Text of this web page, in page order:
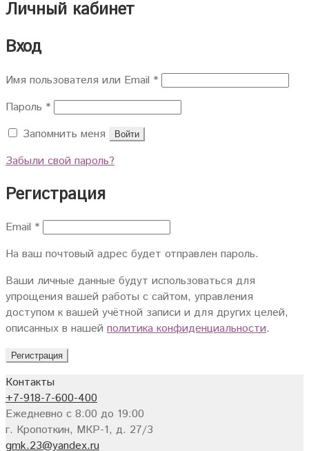
Личный кабинет
Вход
Имя пользователя или Email *
Пароль *
Запомнить меня
Войти
Забыли свой пароль?
Регистрация
Email *
На ваш почтовый адрес будет отправлен пароль.
Ваши личные данные будут использоваться для
упрощения вашей работы с сайтом, управления
доступом к вашей учётной записи и для других целей,
описанных в нашей политика конфиденциальности.
Регистрация
Контакты
+7-918-7-600-400
Ежедневно с 8:00 до 19:00
г. Кропоткин, МКР-1, д. 27/3
gmk.23@yandex.ru